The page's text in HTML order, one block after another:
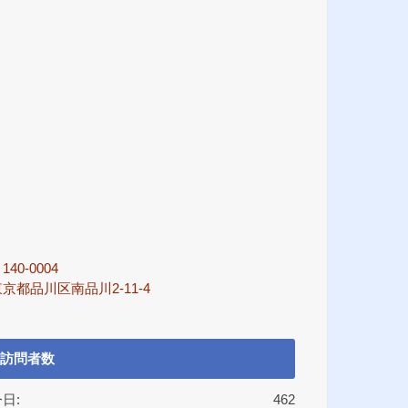
140-0004
京都品川区南品川2-11-4
訪問者数
462
: